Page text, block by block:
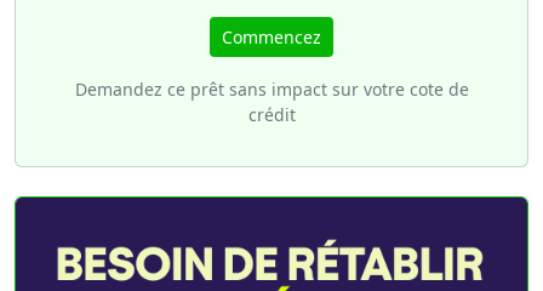
Commencez
Demandez ce prêt sans impact sur votre cote de
crédit